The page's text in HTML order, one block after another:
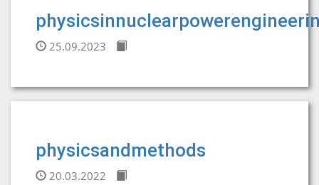
25.09.2023
physicsandmethods
20.03.2022